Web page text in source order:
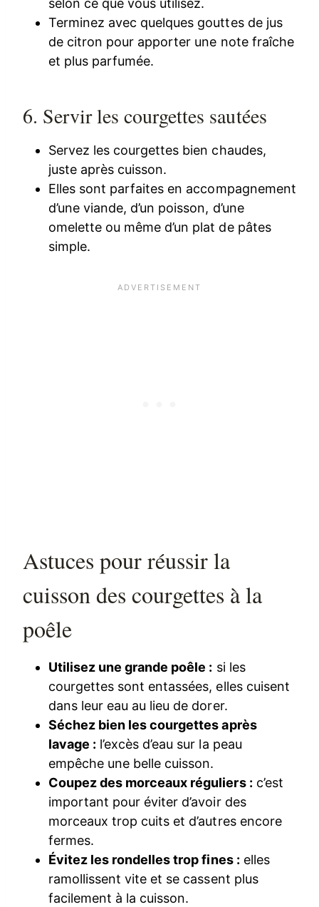
selon ce que vous utilisez.
Terminez avec quelques gouttes de jus
de citron pour apporter une note fraîche
et plus parfumée.
6. Servir les courgettes sautées
Servez les courgettes bien chaudes,
juste après cuisson.
Elles sont parfaites en accompagnement
d’une viande, d’un poisson, d’une
omelette ou même d’un plat de pâtes
simple.
Astuces pour réussir la
cuisson des courgettes à la
poêle
Utilisez une grande poêle : si les
courgettes sont entassées, elles cuisent
dans leur eau au lieu de dorer.
Séchez bien les courgettes après
lavage : l’excès d’eau sur la peau
empêche une belle cuisson.
Coupez des morceaux réguliers : c’est
important pour éviter d’avoir des
morceaux trop cuits et d’autres encore
fermes.
Évitez les rondelles trop fines : elles
ramollissent vite et se cassent plus
facilement à la cuisson.